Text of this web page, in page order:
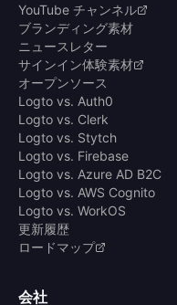
YouTube チャンネル
ブランディング素材
ニュースレター
サインイン体験素材
オープンソース
Logto vs. Auth0
Logto vs. Clerk
Logto vs. Stytch
Logto vs. Firebase
Logto vs. Azure AD B2C
Logto vs. AWS Cognito
Logto vs. WorkOS
更新履歴
ロードマップ
会社